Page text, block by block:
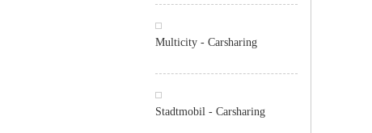
Multicity - Carsharing
Stadtmobil - Carsharing